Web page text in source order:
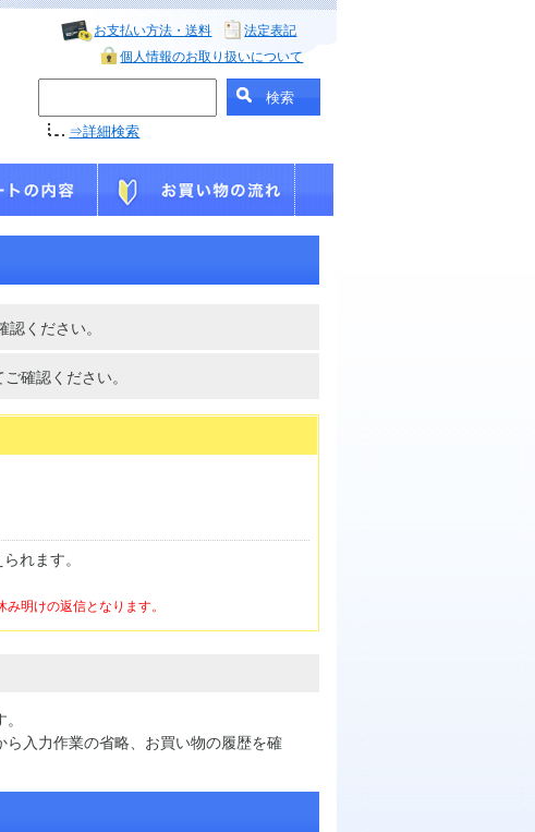
お支払い方法・送料
法定表記
個人情報のお取り扱いについて
⇒詳細検索
認ください。
ご確認ください。
れます。
明けの返信となります。
入力作業の省略、お買い物の履歴を確